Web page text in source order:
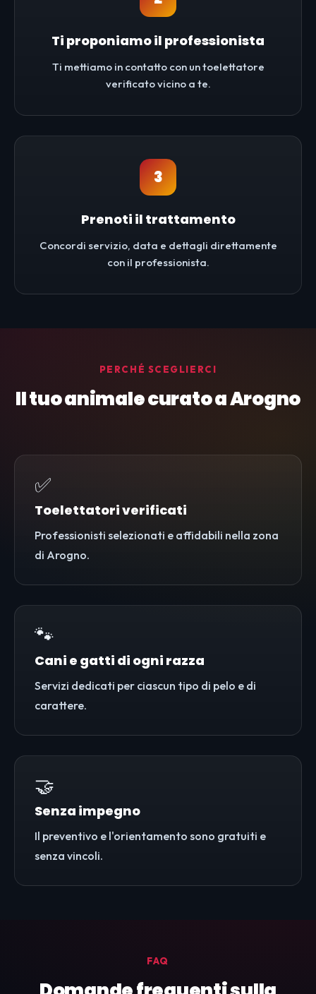
Ti proponiamo il professionista
Ti mettiamo in contatto con un toelettatore
verificato vicino a te.
3
Prenoti il trattamento
Concordi servizio, data e dettagli direttamente
con il professionista.
PERCHÉ SCEGLIERCI
Il tuo animale curato a Arogno
✅
Toelettatori verificati
Professionisti selezionati e affidabili nella zona
di Arogno.
🐾
Cani e gatti di ogni razza
Servizi dedicati per ciascun tipo di pelo e di
carattere.
🤝
Senza impegno
Il preventivo e l'orientamento sono gratuiti e
senza vincoli.
FAQ